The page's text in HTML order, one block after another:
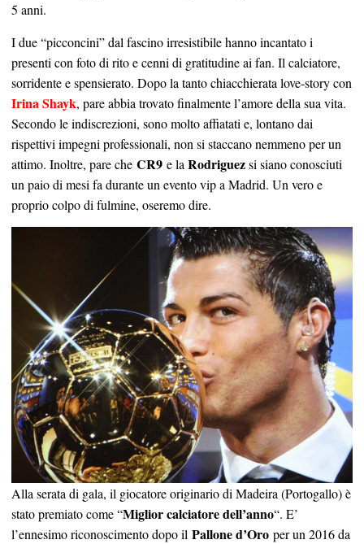
5 anni.
I due “picconcini” dal fascino irresistibile hanno incantato i
presenti con foto di rito e cenni di gratitudine ai fan. Il calciatore,
sorridente e spensierato. Dopo la tanto chiacchierata love-story con
Irina Shayk, pare abbia trovato finalmente l’amore della sua vita.
Secondo le indiscrezioni, sono molto affiatati e, lontano dai
rispettivi impegni professionali, non si staccano nemmeno per un
attimo. Inoltre, pare che CR9 e laRodriguezsi siano conosciuti
un paio di mesi fa durante un evento vip a Madrid. Un vero e
proprio colpo di fulmine, oseremo dire.
Alla serata di gala, il giocatore originario di Madeira (Portogallo) è
stato premiato come “Miglior calciatore dell’anno“. E’
l’ennesimo riconoscimento dopo il Pallone d’Oro per un 2016 da